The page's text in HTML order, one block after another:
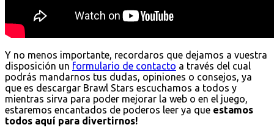
Y no menos importante, recordaros que dejamos a vuestra
disposición un formulario de contacto a través del cual
podrás mandarnos tus dudas, opiniones o consejos, ya
que es descargar Brawl Stars escuchamos a todos y
mientras sirva para poder mejorar la web o en el juego,
estaremos encantados de poderos leer ya que estamos
todos aquí para divertirnos!